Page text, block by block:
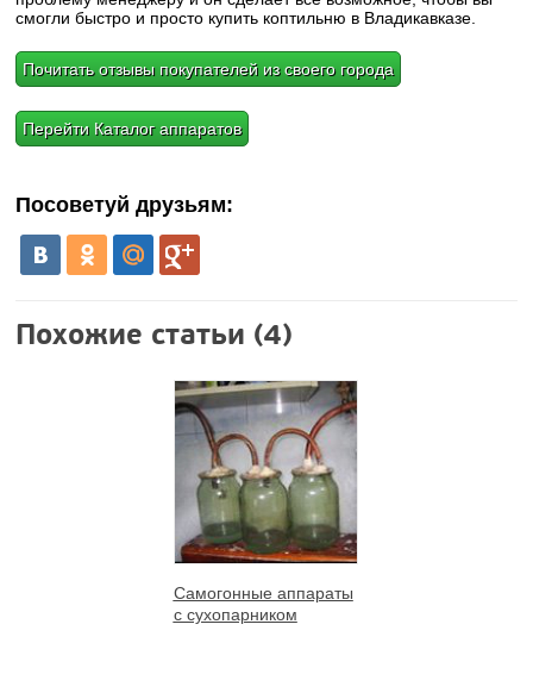
смогли быстро и просто купить коптильню в Владикавказе.
Почитать отзывы покупателей из своего города
Перейти Каталог аппаратов
Посоветуй друзьям:
Похожие статьи (4)
Самогонные аппараты
с сухопарником